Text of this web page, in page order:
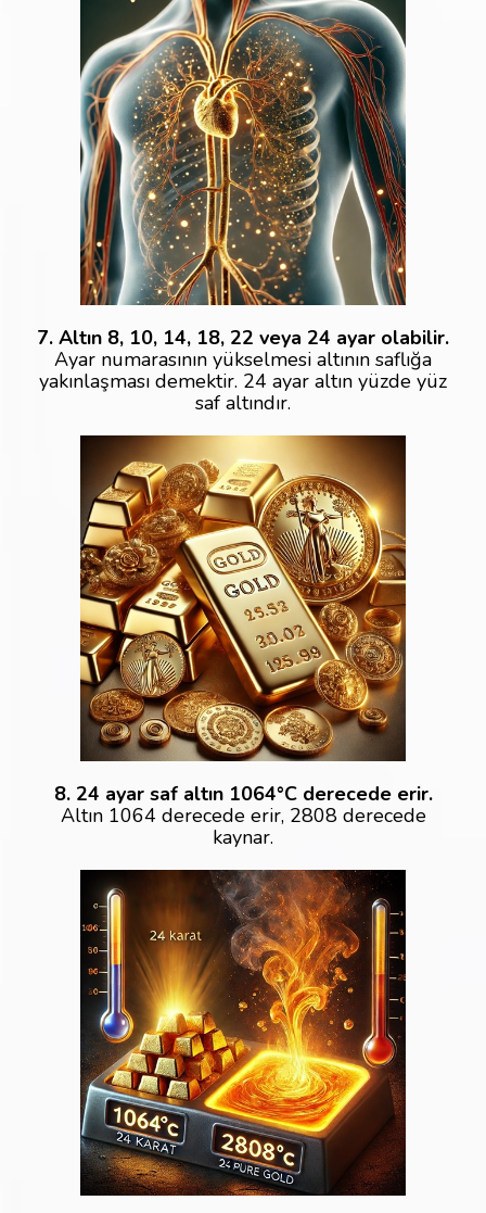
7. Altın 8, 10, 14, 18, 22 veya 24 ayar olabilir.
Ayar numarasının yükselmesi altının saflığa
yakınlaşması demektir. 24 ayar altın yüzde yüz
saf altındır.
8. 24 ayar saf altın 1064°C derecede erir.
Altın 1064 derecede erir, 2808 derecede
kaynar.